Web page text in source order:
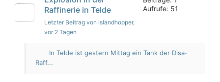
Raffinerie in Telde
Letzter Beitrag von islandhopper,
vor 2 Tagen
Aufrufe: 51
In Telde ist gestern Mittag ein Tank der Disa-
Raff...